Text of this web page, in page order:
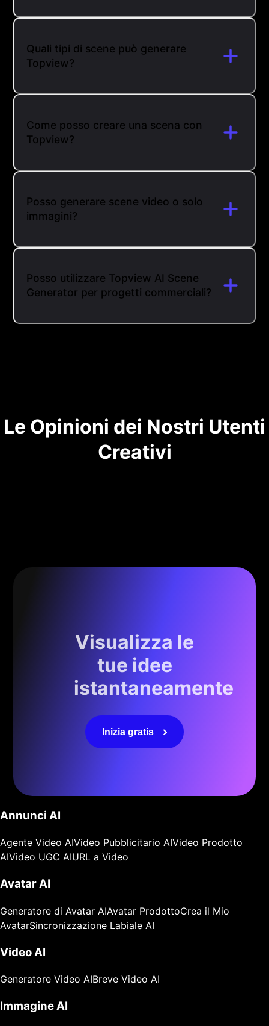
Quali tipi di scene può generare
Topview?
Come posso creare una scena con
Topview?
Posso generare scene video o solo
immagini?
Posso utilizzare Topview AI Scene
Generator per progetti commerciali?
Le Opinioni dei Nostri Utenti
Creativi
Visualizza le
tue idee
istantaneamente
Inizia gratis
Annunci AI
Agente Video AIVideo Pubblicitario AIVideo Prodotto
AIVideo UGC AIURL a Video
Avatar AI
Generatore di Avatar AIAvatar ProdottoCrea il Mio
AvatarSincronizzazione Labiale AI
Video AI
Generatore Video AIBreve Video AI
Immagine AI